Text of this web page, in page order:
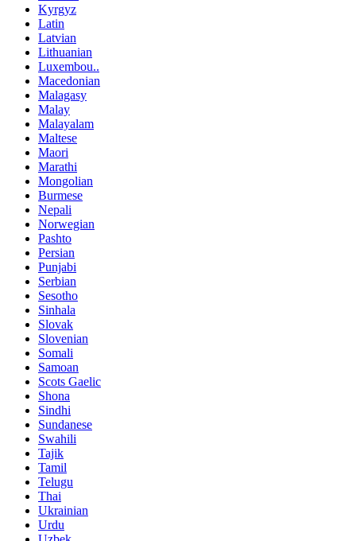
Kyrgyz
Latin
Latvian
Lithuanian
Luxembou..
Macedonian
Malagasy
Malay
Malayalam
Maltese
Maori
Marathi
Mongolian
Burmese
Nepali
Norwegian
Pashto
Persian
Punjabi
Serbian
Sesotho
Sinhala
Slovak
Slovenian
Somali
Samoan
Scots Gaelic
Shona
Sindhi
Sundanese
Swahili
Tajik
Tamil
Telugu
Thai
Ukrainian
Urdu